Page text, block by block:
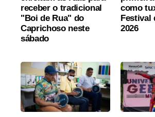
receber o tradicional
"Boi de Rua" do
Caprichoso neste
sábado
como
Festival
2026